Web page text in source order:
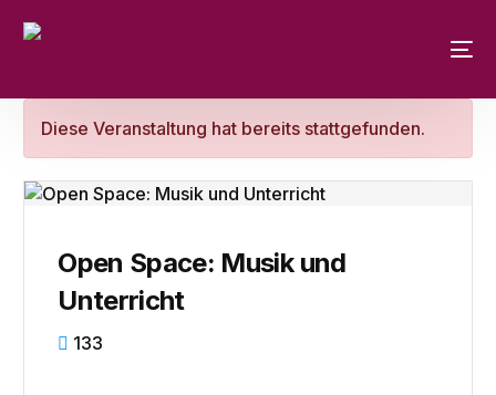
Diese Veranstaltung hat bereits stattgefunden.
Open Space: Musik und
Unterricht
133